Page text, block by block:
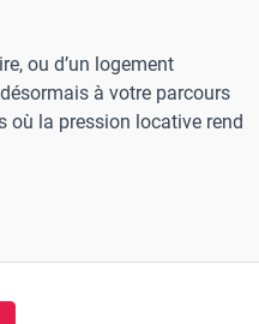
ou d’un logement
à votre parcours
où la pression locative rend